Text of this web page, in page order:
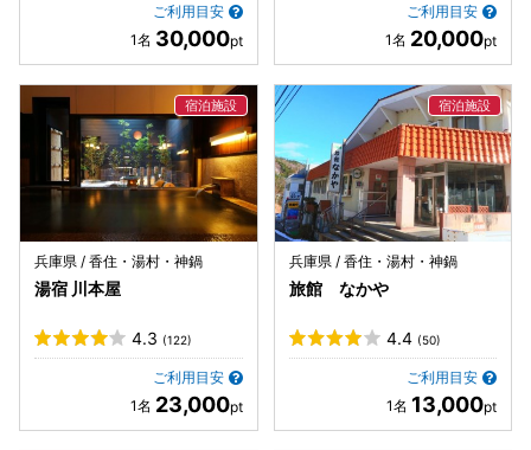
ご利用目安
30,000
ご利用目安
20,000
兵庫県 / 香住・湯村・神鍋
湯宿 川本屋
4.3 (122)
ご利用目安
23,000
兵庫県 / 香住・湯村・神鍋
旅館 なかや
4.4 (50)
ご利用目安
13,000